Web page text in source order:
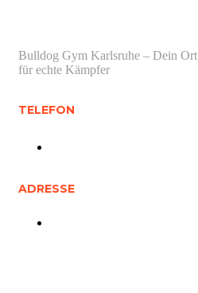
Bulldog Gym Karlsruhe – Dein Ort
für echte Kämpfer
TELEFON
ADRESSE